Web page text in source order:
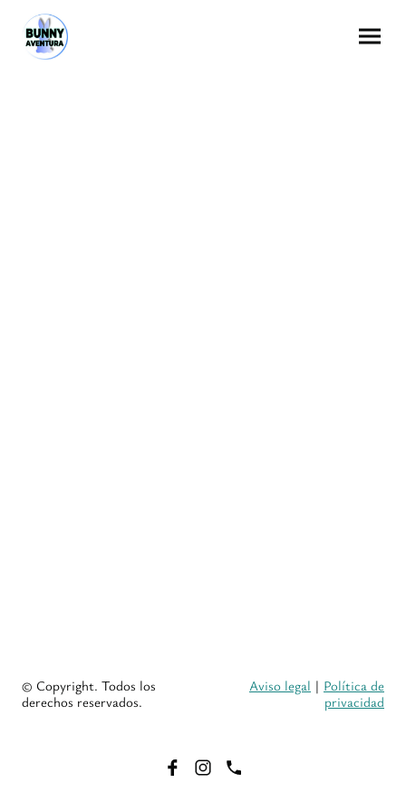
© Copyright. Todos los
derechos reservados.
Aviso legal | Política de
privacidad